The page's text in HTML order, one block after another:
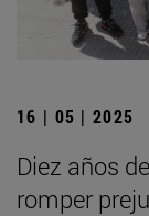
16 | 05 | 2025
Diez años
romper